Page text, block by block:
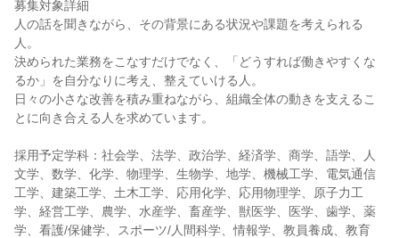
募集対象詳細
人の話を聞きながら、その背景にある状況や課題を考えられる
人。
決められた業務をこなすだけでなく、「どうすれば働きやすくな
るか」を自分なりに考え、整えていける人。
日々の小さな改善を積み重ねながら、組織全体の動きを支えるこ
とに向き合える人を求めています。
採用予定学科：社会学、法学、政治学、経済学、商学、語学、人
文学、数学、化学、物理学、生物学、地学、機械工学、電気通信
工学、建築工学、土木工学、応用化学、応用物理学、原子力工
学、経営工学、農学、水産学、畜産学、獣医学、医学、歯学、薬
学、看護/保健学、スポーツ/人間科学、情報学、教員養成、教育